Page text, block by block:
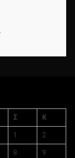
Σ Κ
1 2
8 9